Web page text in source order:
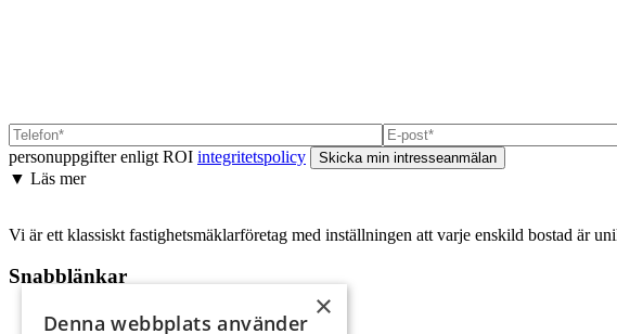
personuppgifter enligt ROI integritetspolicy
▼ Läs mer
Vi är ett klassiskt fastighetsmäklarföretag med inställningen att varje enskild bostad är
Snabblänkar
Till salu
×
Denna webbplats använder